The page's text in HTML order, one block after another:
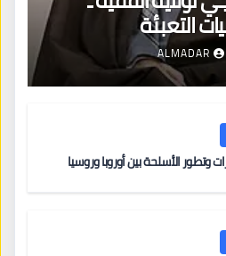
التعبئة
ALMADAR
وتطور الأسلحة بين أوروبا وروسيا